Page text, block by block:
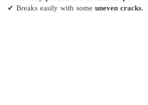
✔ Breaks easily with some uneven cracks.